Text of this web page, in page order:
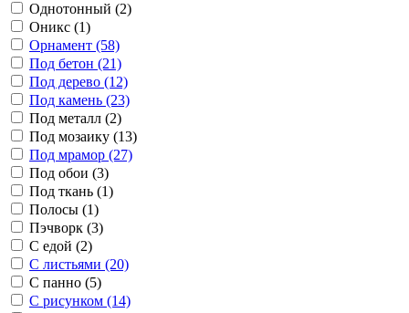
Однотонный (2)
Оникс (1)
Орнамент (58)
Под бетон (21)
Под дерево (12)
Под камень (23)
Под металл (2)
Под мозаику (13)
Под мрамор (27)
Под обои (3)
Под ткань (1)
Полосы (1)
Пэчворк (3)
С едой (2)
С листьями (20)
С панно (5)
С рисунком (14)